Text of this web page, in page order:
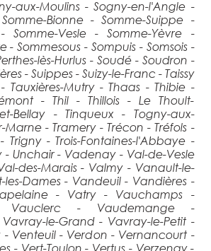
aux-Moulins - Sogny-en-l'Angle -
Somme-Bionne - Somme-Suippe -
Somme-Vesle - Somme-Yèvre -
- Sommesous - Sompuis - Somsois -
lès-Hurlus - Soudé - Soudron -
- Suippes - Suizy-le-Franc - Taissy
- Tauxières-Mutry - Thaas - Thibie -
- Thil - Thillois - Le Thoult-
Bellay - Tinqueux - Togny-aux-
Marne - Tramery - Trécon - Tréfols -
Trigny - Trois-Fontaines-l'Abbaye -
- Unchair - Vadenay - Val-de-Vesle
des-Marais - Valmy - Vanault-le-
Dames - Vandeuil - Vandières -
- Vatry - Vauchamps -
Vauclerc - Vaudemange -
le-Grand - Vavray-le-Petit -
- Venteuil - Verdon - Vernancourt -
- Vert-Toulon - Vertus - Verzenay -